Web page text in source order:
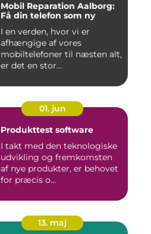
Mobil Reparation Aalborg:
Få din telefon som ny
I en verden, hvor vi er
afhængige af vores
mobiltelefoner til næsten alt,
er det en stor...
01. jun
Produkttest software
I takt med den teknologiske
udvikling og fremkomsten
af nye produkter, er behovet
for præcis o...
13. maj